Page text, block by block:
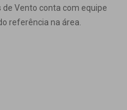
Vento conta com equipe
referência na área.